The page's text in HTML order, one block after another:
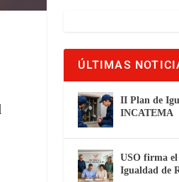
ÚLTIMAS
II Plan de
INCATEMA
USO firma
Igualdad de